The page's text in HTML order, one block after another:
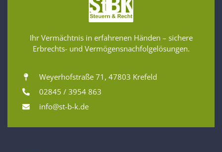
Ihr Vermächtnis in erfahrenen Händen – sichere
Erbrechts- und Vermögensnachfolgelösungen.
Weyerhofstraße 71, 47803 Krefeld
02845 / 3954 863
info@st-b-k.de